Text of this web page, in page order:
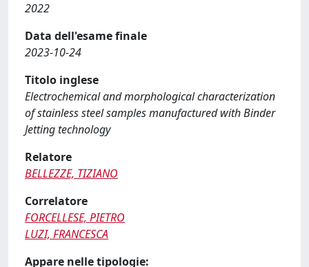
2022
Data dell'esame finale
2023-10-24
Titolo inglese
Electrochemical and morphological characterization
of stainless steel samples manufactured with Binder
Jetting technology
Relatore
BELLEZZE, TIZIANO
Correlatore
FORCELLESE, PIETRO
LUZI, FRANCESCA
Appare nelle tipologie: